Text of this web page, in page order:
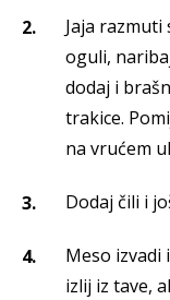
Jaja
oguli,
dodaj i
trakice.
na vrućem
Dodaj čili i
Meso izvadi
izlij iz tave,